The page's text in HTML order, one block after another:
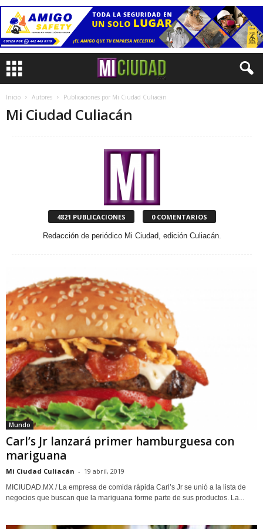
Inicio Autores Publicaciones por Mi Ciudad Culiacán
Mi Ciudad Culiacán
4821 PUBLICACIONES 0 COMENTARIOS
Redacción de periódico Mi Ciudad, edición Culiacán.
Mundo
Carl’s Jr lanzará primer hamburguesa con
mariguana
Mi Ciudad Culiacán - 19 abril, 2019
MICIUDAD.MX / La empresa de comida rápida Carl’s Jr se unió a la lista de
negocios que buscan que la mariguana forme parte de sus productos. La...